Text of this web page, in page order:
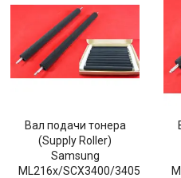
4606/4623/SF650P
Вал подачи тонера
(Supply Roller)
Samsung
ML216x/SCX3400/3405/